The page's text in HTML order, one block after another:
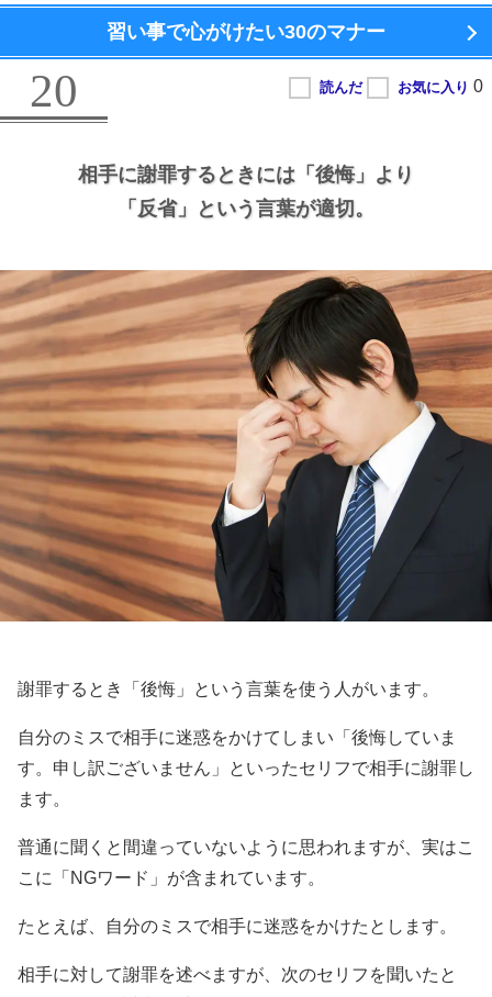
習い事で心がけたい30のマナー
20
相手に謝罪するときには 「後悔」より
「反省」という言葉が適切。
謝罪するとき「後悔」という言葉を使う人がいます。
自分のミスで相手に迷惑をかけてしまい「後悔していま
す。申し訳ございません」といったセリフで相手に謝罪し
ます。
普通に聞くと間違っていないように思われますが、実はこ
こに「NGワード」が含まれています。
たとえば、自分のミスで相手に迷惑をかけたとします。
相手に対して謝罪を述べますが、次のセリフを聞いたと